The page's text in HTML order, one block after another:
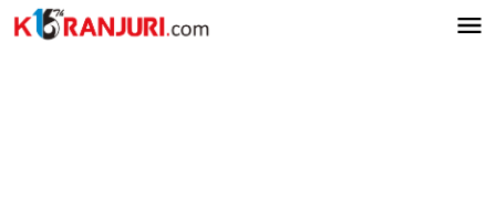
Lewati
ke